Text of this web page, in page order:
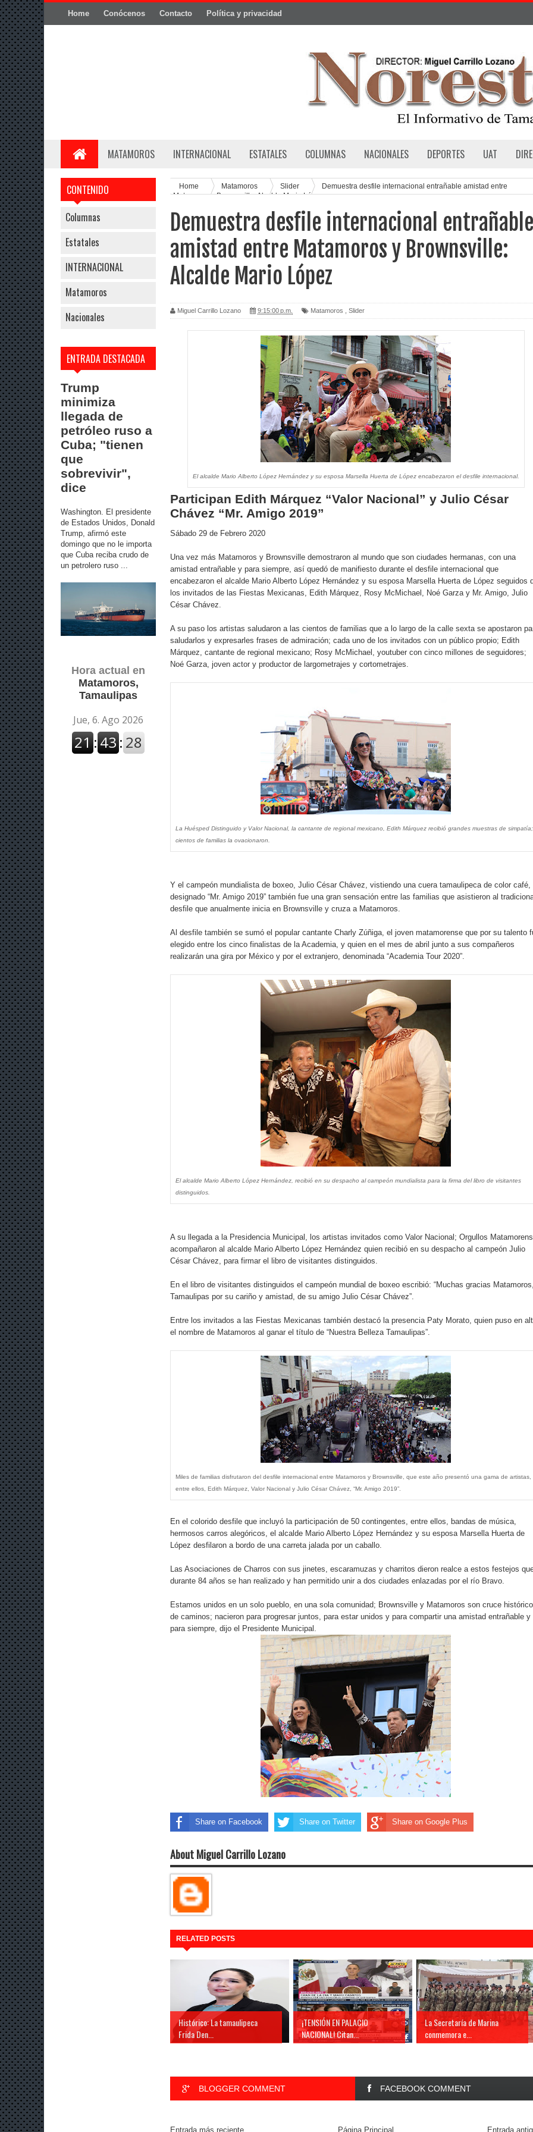
Home Conócenos Contacto Política y privacidad
MATAMOROS INTERNACIONAL ESTATALES COLUMNAS NACIONALES DEPORTES UAT
CONTENIDO
Columnas
Estatales
INTERNACIONAL
Matamoros
Nacionales
ENTRADA DESTACADA
Trump
minimiza
llegada de
petróleo ruso a
Cuba; "tienen
que
sobrevivir",
dice
Washington. El presidente
de Estados Unidos, Donald
Trump, afirmó este
domingo que no le importa
que Cuba reciba crudo de
un petrolero ruso ...
Hora actual en
Matamoros,
Tamaulipas
Home Matamoros Slider
Demuestra desfile internacional entrañable amistad entre
Matamoros y Brownsville: Alcalde Mario López
Demuestra desfile internacional entrañable
amistad entre Matamoros y Brownsville:
Alcalde Mario López
Miguel Carrillo Lozano 9:15:00 p.m. Matamoros Slider
El alcalde Mario Alberto López Hernández y su esposa Marsella Huerta de López encabezaron el desfile internacional.
Participan Edith Márquez “Valor Nacional” y Julio César
Chávez “Mr. Amigo 2019”
Sábado 29 de Febrero 2020
Una vez más Matamoros y Brownsville demostraron al mundo que son ciudades hermanas, con una
amistad entrañable y para siempre, así quedó de manifiesto durante el desfile internacional que
encabezaron el alcalde Mario Alberto López Hernández y su esposa Marsella Huerta de López seguidos
los invitados de las Fiestas Mexicanas, Edith Márquez, Rosy McMichael, Noé Garza y Mr. Amigo, Julio
César Chávez.
A su paso los artistas saludaron a las cientos de familias que a lo largo de la calle sexta se apostaron
saludarlos y expresarles frases de admiración; cada uno de los invitados con un público propio; Edith
Márquez, cantante de regional mexicano; Rosy McMichael, youtuber con cinco millones de seguidores;
Noé Garza, joven actor y productor de largometrajes y cortometrajes.
La Huésped Distinguido y Valor Nacional, la cantante de regional mexicano, Edith Márquez recibió grandes muestras de simpatía;
cientos de familias la ovacionaron.
Y el campeón mundialista de boxeo, Julio César Chávez, vistiendo una cuera tamaulipeca de color café,
designado “Mr. Amigo 2019” también fue una gran sensación entre las familias que asistieron al
desfile que anualmente inicia en Brownsville y cruza a Matamoros.
Al desfile también se sumó el popular cantante Charly Zúñiga, el joven matamorense que por su talento
elegido entre los cinco finalistas de la Academia, y quien en el mes de abril junto a sus compañeros
realizarán una gira por México y por el extranjero, denominada “Academia Tour 2020”.
El alcalde Mario Alberto López Hernández, recibió en su despacho al campeón mundialista para la firma del libro de visitantes
distinguidos.
A su llegada a la Presidencia Municipal, los artistas invitados como Valor Nacional; Orgullos
acompañaron al alcalde Mario Alberto López Hernández quien recibió en su despacho al campeón Julio
César Chávez, para firmar el libro de visitantes distinguidos.
En el libro de visitantes distinguidos el campeón mundial de boxeo escribió: “Muchas gracias
Tamaulipas por su cariño y amistad, de su amigo Julio César Chávez”.
Entre los invitados a las Fiestas Mexicanas también destacó la presencia Paty Morato, quien puso en
el nombre de Matamoros al ganar el título de “Nuestra Belleza Tamaulipas”.
Miles de familias disfrutaron del desfile internacional entre Matamoros y Brownsville, que este año presentó una gama de artistas,
entre ellos, Edith Márquez, Valor Nacional y Julio César Chávez, “Mr. Amigo 2019”.
En el colorido desfile que incluyó la participación de 50 contingentes, entre ellos, bandas de música,
hermosos carros alegóricos, el alcalde Mario Alberto López Hernández y su esposa Marsella Huerta de
López desfilaron a bordo de una carreta jalada por un caballo.
Las Asociaciones de Charros con sus jinetes, escaramuzas y charritos dieron realce a estos festejos
durante 84 años se han realizado y han permitido unir a dos ciudades enlazadas por el río Bravo.
Estamos unidos en un solo pueblo, en una sola comunidad; Brownsville y Matamoros son cruce histórico
de caminos; nacieron para progresar juntos, para estar unidos y para compartir una amistad entrañable y
para siempre, dijo el Presidente Municipal.
Share on Facebook Share on Twitter Share on Google Plus
About Miguel Carrillo Lozano
RELATED POSTS
Histórico: La tamaulipeca
Frida Den...
¡TENSIÓN EN PALACIO
NACIONAL! Citan...
La Secretaría de Marina
conmemora e...
BLOGGER COMMENT FACEBOOK COMMENT
Entrada más reciente Entrada
Página Principal